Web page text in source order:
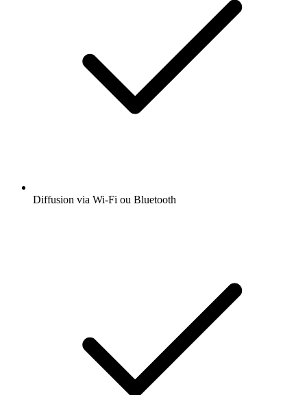
Diffusion via Wi-Fi ou Bluetooth